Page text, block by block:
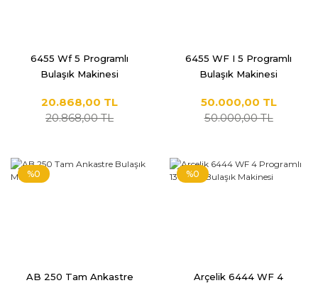
6455 Wf 5 Programlı
Bulaşık Makinesi
20.868,00 TL
20.868,00 TL
6455 WF I 5 Programlı
Bulaşık Makinesi
50.000,00 TL
50.000,00 TL
%0
AB 250 Tam Ankastre
%0
Arçelik 6444 WF 4